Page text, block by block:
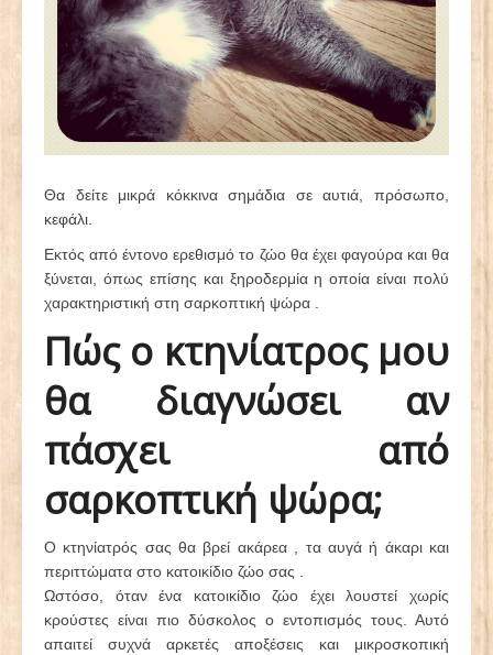
Θα δείτε μικρά κόκκινα σημάδια σε αυτιά, πρόσωπο,
κεφάλι.
Εκτός από έντονο ερεθισμό το ζώο θα έχει φαγούρα και θα
ξύνεται, όπως επίσης και ξηροδερμία η οποία είναι πολύ
χαρακτηριστική στη σαρκοπτική ψώρα .
Πώς ο κτηνίατρος μου
θα διαγνώσει αν
πάσχει από
σαρκοπτική ψώρα;
Ο κτηνίατρός σας θα βρεί ακάρεα , τα αυγά ή άκαρι και
περιττώματα στο κατοικίδιο ζώο σας .
Ωστόσο, όταν ένα κατοικίδιο ζώο έχει λουστεί χωρίς
κρούστες είναι πιο δύσκολος ο εντοπισμός τους. Αυτό
απαιτεί συχνά αρκετές αποξέσεις και μικροσκοπική